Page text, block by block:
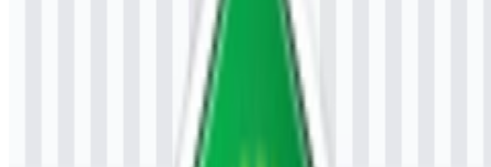
Arti dan Sejarah Logo UNJANI
Logo UNJANI menggunakan emblem berbentuk perisai sebagai
bentuk utamanya. Struktur ini memberikan tampilan yang formal
dan institusional, sekaligus selaras dengan keterkaitan universitas
terhadap kepemimpinan, disiplin, integritas, patriotisme, pendidikan,
dan pengabdian kepada bangsa. Perisai menjadi elemen visual